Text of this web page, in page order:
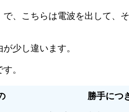
、こちらは電波を出して、
少し違います。
。
勝手につ